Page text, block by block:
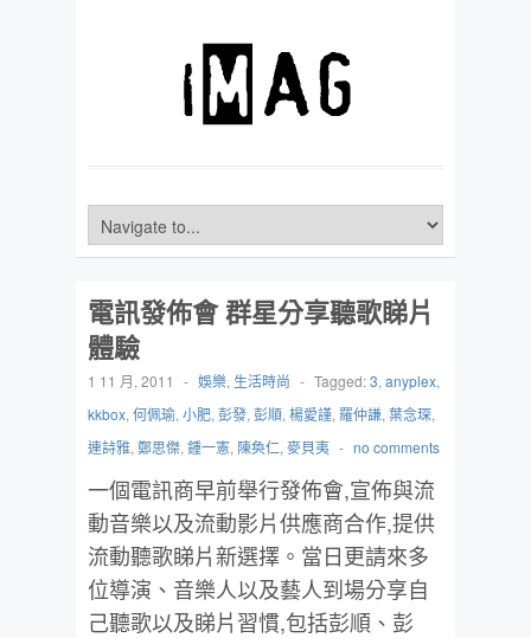
電訊發佈會 群星分享聽歌睇片
體驗
1 11 月, 2011 - 娛樂, 生活時尚 - Tagged:3, anyplex,
kkbox, 何佩瑜, 小肥, 彭發, 彭順, 楊愛謹, 羅仲謙, 葉念琛,
連詩雅, 鄭思傑, 鍾一憲, 陳奐仁, 麥貝夷 - no comments
一個電訊商早前舉行發佈會,宣佈與流
動音樂以及流動影片供應商合作,提供
流動聽歌睇片新選擇。當日更請來多
位導演、音樂人以及藝人到場分享自
己聽歌以及睇片習慣,包括彭順、彭